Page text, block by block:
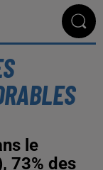
le
73% des